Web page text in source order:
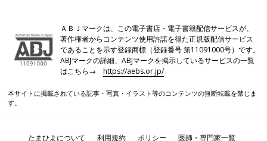
に、子育てアドバイザーの高祖常子さんに入園
前の不安を解消するためにできることについて
教えてもらいました。
便利グッズの力を借りながらスムーズに暮らせる工
夫を！
毎日の送迎に行事にと忙しい日々のなかで、思うようにすすまな
いことやうっかり忘れてしまうこともたくさんあると思います。
ＡＢＪマークは、この電子書店・電子書籍配信サービスが、
著作権者からコンテンツ使用許諾を得た正規版配信サービス
であることを示す登録商標（登録番号 第11091000号）です。
ABJマークの詳細、ABJマークを掲示しているサービスの一覧
はこちら→https://aebs.or.jp/
本サイトに掲載されている記事・写真・イラスト等のコンテンツの無断転載を禁じま
す。
たまひよについて 利用規約 ポリシー 医師・専門家一覧